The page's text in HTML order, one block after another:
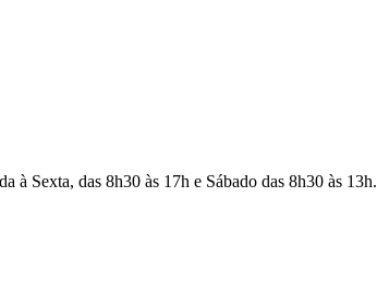
à Sexta, das 8h30 às 17h e Sábado das 8h30 às 13h.